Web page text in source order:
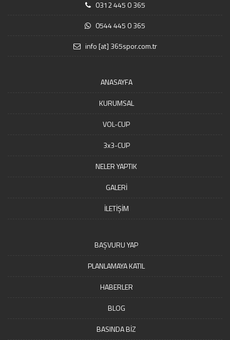
0312 445 0 365
0544 445 0 365
info [at] 365spor.com.tr
ANASAYFA
KURUMSAL
VOL-CUP
3x3-CUP
NELER YAPTIK
GALERİ
İLETİŞİM
BAŞVURU YAP
PLANLAMAYA KATIL
HABERLER
BLOG
BASINDA BİZ